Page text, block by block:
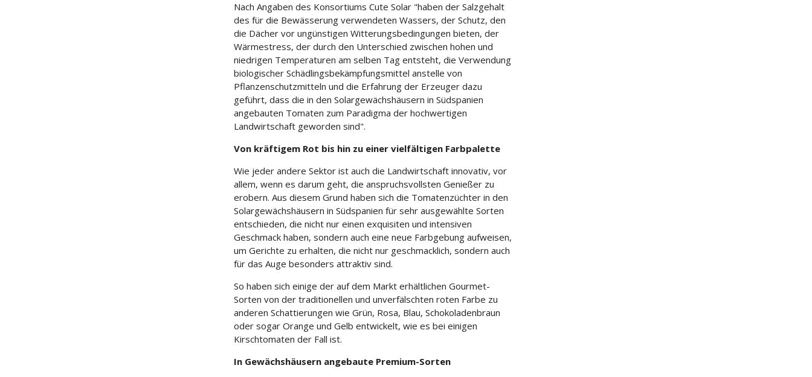
Nach Angaben des Konsortiums Cute Solar "haben der Salzgehalt
des für die Bewässerung verwendeten Wassers, der Schutz, den
die Dächer vor ungünstigen Witterungsbedingungen bieten, der
Wärmestress, der durch den Unterschied zwischen hohen und
niedrigen Temperaturen am selben Tag entsteht, die Verwendung
biologischer Schädlingsbekämpfungsmittel anstelle von
Pflanzenschutzmitteln und die Erfahrung der Erzeuger dazu
geführt, dass die in den Solargewächshäusern in Südspanien
angebauten Tomaten zum Paradigma der hochwertigen
Landwirtschaft geworden sind".
Von kräftigem Rot bis hin zu einer vielfältigen Farbpalette
Wie jeder andere Sektor ist auch die Landwirtschaft innovativ, vor
allem, wenn es darum geht, die anspruchsvollsten Genießer zu
erobern. Aus diesem Grund haben sich die Tomatenzüchter in den
Solargewächshäusern in Südspanien für sehr ausgewählte Sorten
entschieden, die nicht nur einen exquisiten und intensiven
Geschmack haben, sondern auch eine neue Farbgebung aufweisen,
um Gerichte zu erhalten, die nicht nur geschmacklich, sondern auch
für das Auge besonders attraktiv sind.
So haben sich einige der auf dem Markt erhältlichen Gourmet-
Sorten von der traditionellen und unverfälschten roten Farbe zu
anderen Schattierungen wie Grün, Rosa, Blau, Schokoladenbraun
oder sogar Orange und Gelb entwickelt, wie es bei einigen
Kirschtomaten der Fall ist.
In Gewächshäusern angebaute Premium-Sorten